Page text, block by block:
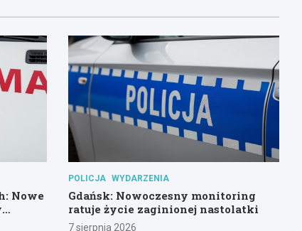
Nowe
POLICJA WYDARZENIA
Gdańsk: Nowoczesny monitoring
ratuje życie zaginionej nastolatki
7 sierpnia 2026